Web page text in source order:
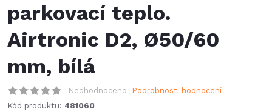
parkovací teplo.
Airtronic D2, Ø50/60
mm, bílá
Neohodnoceno
Podrobnosti hodnocení
Kód produktu: 481060